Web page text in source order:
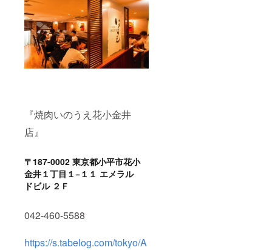
『焼肉いのうえ花小金井
店』
〒187-0002 東京都小平市花小
金井１丁目１−１１ エメラル
ドビル ２Ｆ
042-460-5588
https://s.tabelog.com/tokyo/A